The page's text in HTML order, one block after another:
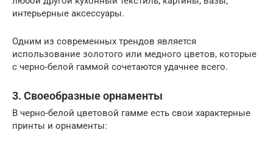
интерьерные аксессуары.
Одним из современных трендов является
использование золотого или медного цветов, которые
с черно-белой гаммой сочетаются удачнее всего.
3. Своеобразные орнаменты
В черно-белой цветовой гамме есть свои характерные
принты и орнаменты: